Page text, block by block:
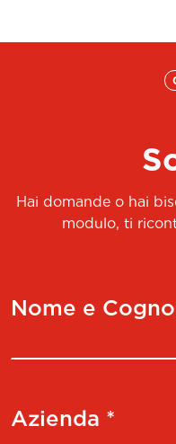
Hai domande o hai
modulo, ti
Nome e
Azienda *